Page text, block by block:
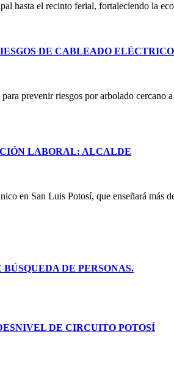
hasta el recinto ferial, fortaleciendo la
DE CABLEADO ELÉCTRICO
prevenir riesgos por arbolado cercano
LABORAL: ALCALDE
en San Luis Potosí, que enseñará más
DE PERSONAS.
DE CIRCUITO POTOSÍ